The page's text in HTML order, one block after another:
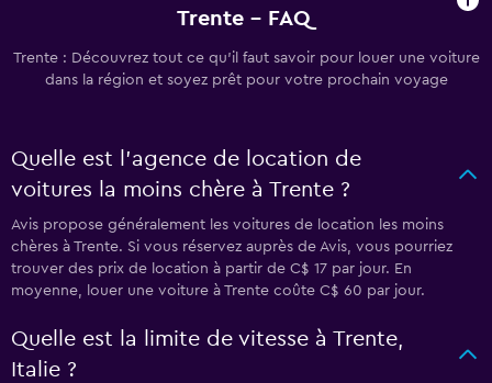
Trente - FAQ
Trente : Découvrez tout ce qu’il faut savoir pour louer une voiture
dans la région et soyez prêt pour votre prochain voyage
Quelle est l’agence de location de
voitures la moins chère à Trente ?
Avis propose généralement les voitures de location les moins
chères à Trente. Si vous réservez auprès de Avis, vous pourriez
trouver des prix de location à partir de C$ 17 par jour. En
moyenne, louer une voiture à Trente coûte C$ 60 par jour.
Quelle est la limite de vitesse à Trente,
Italie ?